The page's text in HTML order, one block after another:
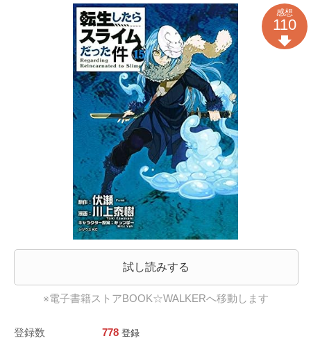
試し読みする
※電子書籍ストアBOOK☆WALKERへ移動します
登録数 778 登録
感想
110